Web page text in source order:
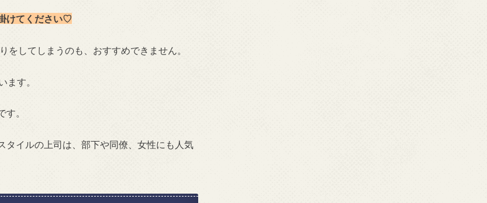
けてください♡
をしてしまうのも、おすすめできません。
ます。
。
タイルの上司は、部下や同僚、女性にも人気